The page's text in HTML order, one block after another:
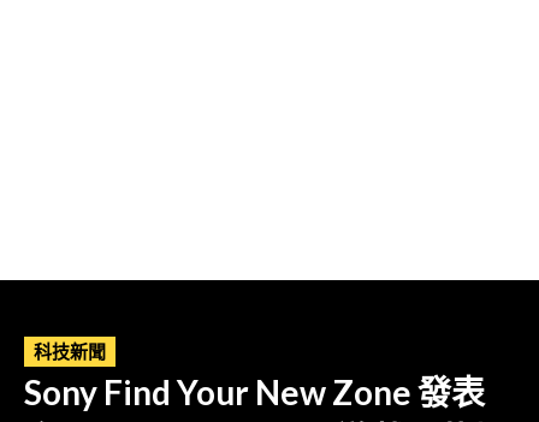
科技新聞
Sony Find Your New Zone 發表